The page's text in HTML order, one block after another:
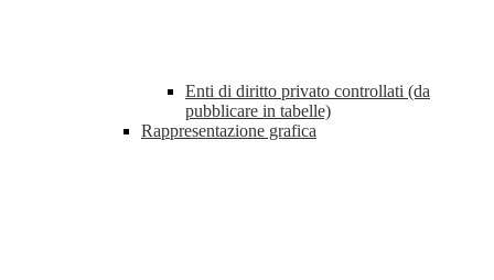
Enti di diritto privato controllati (da
pubblicare in tabelle)
Rappresentazione grafica